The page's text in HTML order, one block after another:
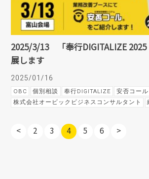
2025/3/13 「奉行DIGITALIZE 2025
展します
2025/01/16
OBC 個別相談 奉行DIGITALIZE
安否コール
株式会社オービックビジネスコンサルタント
< 2 3 4 5 6 >